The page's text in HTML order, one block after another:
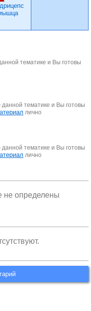
тематике и Вы готовы
тематике и Вы готовы
лично
тематике и Вы готовы
лично
не определены